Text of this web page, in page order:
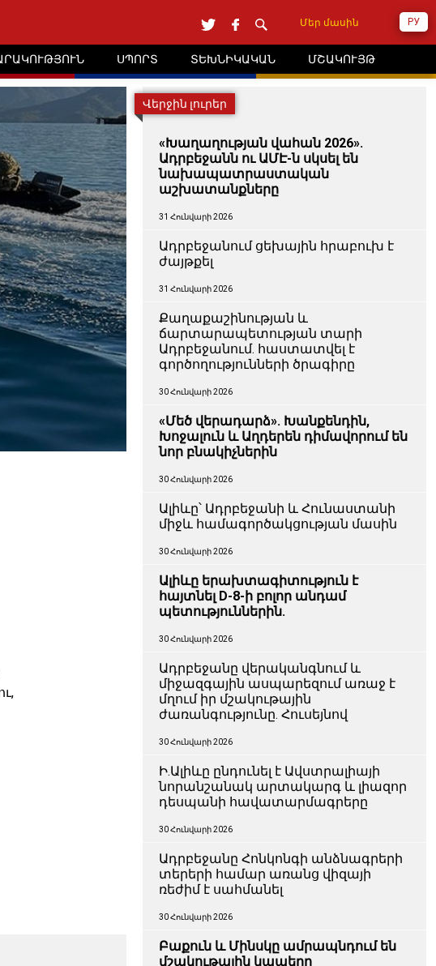
РУ
Մեր մասին
ՍՊՈՐՏ ՏԵԽՆԻԿԱԿԱՆ ՄՇԱԿՈՒՅԹ
Վերջին լուրեր
«Խաղաղության վահան 2026».
Ադրբեջանն ու ԱՄԷ-ն սկսել են
նախապատրաստական ​​
աշխատանքները
31 Հունվարի 2026
Ադրբեջանում ցեխային հրաբուխ է
ժայթքել
31 Հունվարի 2026
Քաղաքաշինության և
ճարտարապետության տարի
Ադրբեջանում. հաստատվել է
գործողությունների ծրագիրը
30 Հունվարի 2026
«Մեծ վերադարձ». Խանքենդին,
Խոջալուն և Աղդերեն դիմավորում են
նոր բնակիչներին
30 Հունվարի 2026
Ալիևը՝ Ադրբեջանի և Հունաստանի
միջև համագործակցության մասին
30 Հունվարի 2026
Ալիևը երախտագիտություն է
հայտնել D-8-ի բոլոր անդամ
պետություններին.
30 Հունվարի 2026
Ադրբեջանը վերականգնում և
միջազգային ասպարեզում առաջ է
մղում իր մշակութային
ժառանգությունը. Հուսեյնով
30 Հունվարի 2026
Ի.Ալիևը ընդունել է Ավստրալիայի
նորանշանակ արտակարգ և լիազոր
դեսպանի հավատարմագրերը
30 Հունվարի 2026
Ադրբեջանը Հոնկոնգի անձնագրերի
տերերի համար առանց վիզայի
ռեժիմ է սահմանել
30 Հունվարի 2026
Բաքուն և Մինսկը ամրապնդում են
մշակութային կապերը